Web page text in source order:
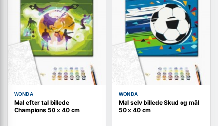
WONDA
Mal efter tal billede
Champions 50 x 40 cm
WONDA
Mal selv billede Skud og mål!
50 x 40 cm